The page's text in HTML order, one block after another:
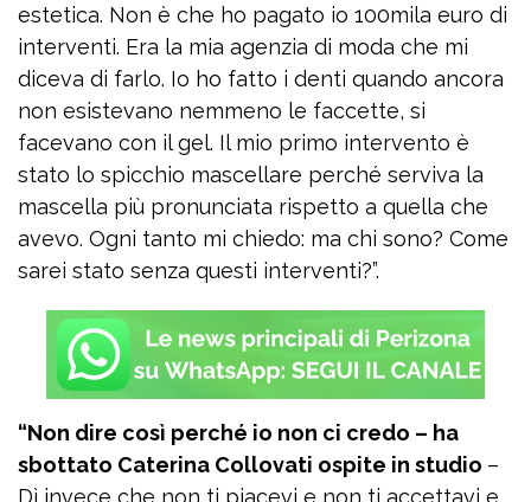
estetica. Non è che ho pagato io 100mila euro di
interventi. Era la mia agenzia di moda che mi
diceva di farlo. Io ho fatto i denti quando ancora
non esistevano nemmeno le faccette, si
facevano con il gel. Il mio primo intervento è
stato lo spicchio mascellare perché serviva la
mascella più pronunciata rispetto a quella che
avevo. Ogni tanto mi chiedo: ma chi sono? Come
sarei stato senza questi interventi?”.
“Non dire così perché io non ci credo – ha
sbottato Caterina Collovati ospite in studio –
Dì invece che non ti piacevi e non ti accettavi e